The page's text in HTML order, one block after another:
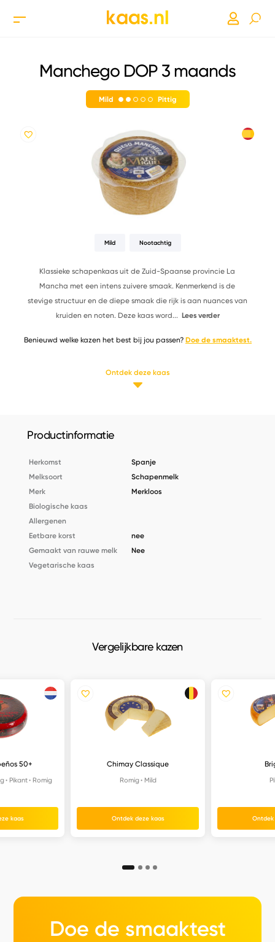
Manchego DOP 3 maands
Mild Pittig
Mild Nootachtig
Klassieke schapenkaas uit de Zuid-Spaanse provincie La
Mancha met een intens zuivere smaak. Kenmerkend is de
stevige structuur en de diepe smaak die rijk is aan nuances van
kruiden en noten. Deze kaas word... Lees verder
Benieuwd welke kazen het best bij jou passen? Doe de smaaktest.
Ontdek deze kaas
Productinformatie
Herkomst
Spanje
Melksoort
Schapenmelk
Merk
Merkloos
Biologische kaas
Allergenen
Eetbare korst
nee
Gemaakt van rauwe melk
Nee
Vegetarische kaas
Vergelijkbare kazen
50+
Pikant Romig
kaas
Chimay Classique
Romig Mild
Ontdek deze kaas Ontdek
Doe de smaaktest